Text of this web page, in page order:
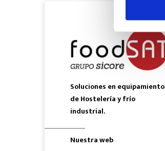
Soluciones en equipamiento
de Hostelería y frío
industrial.
Nuestra web